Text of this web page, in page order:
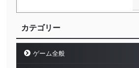
カテゴリー
ゲーム全般